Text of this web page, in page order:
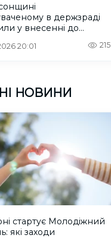
в держзраді
у внесенні до
20:01 215
НОВИНИ
стартує Молодіжний
які заходи